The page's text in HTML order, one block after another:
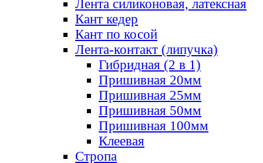
Лента силиконовая, латексная
Кант кедер
Кант по косой
Лента-контакт (липучка)
Гибридная (2 в 1)
Пришивная 20мм
Пришивная 25мм
Пришивная 50мм
Пришивная 100мм
Клеевая
Стропа